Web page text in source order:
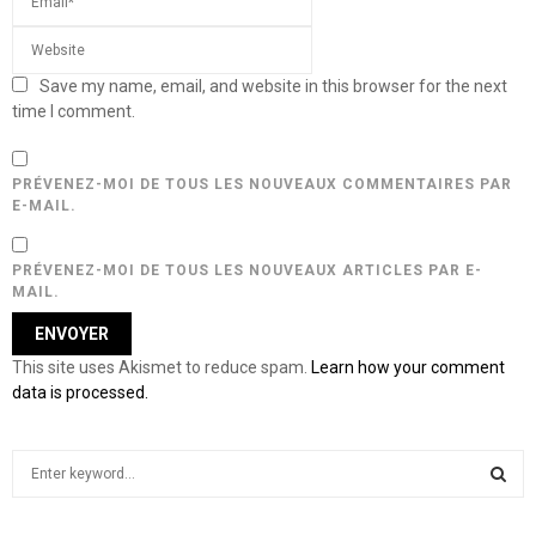
Save my name, email, and website in this browser for the next
time I comment.
PRÉVENEZ-MOI DE TOUS LES NOUVEAUX COMMENTAIRES PAR
E-MAIL.
PRÉVENEZ-MOI DE TOUS LES NOUVEAUX ARTICLES PAR E-
MAIL.
This site uses Akismet to reduce spam. Learn how your comment
data is processed.